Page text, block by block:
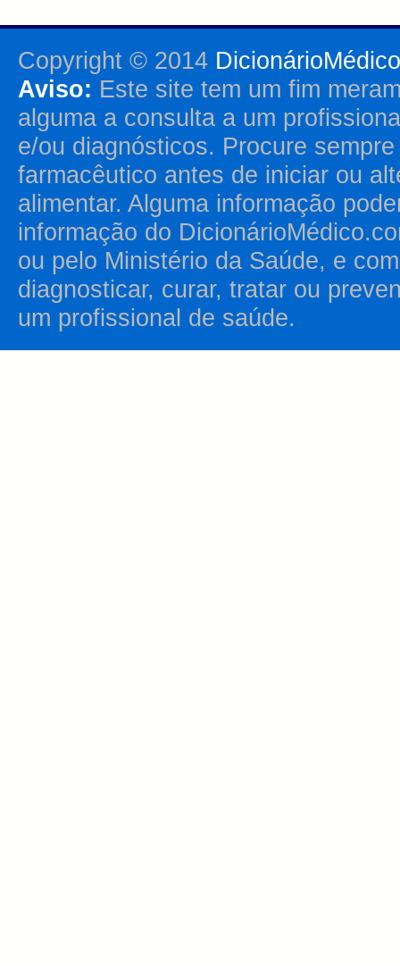
Copyright © 2014
Aviso: Este site tem um fim
alguma a consulta a um
e/ou diagnósticos. Procure
farmacêutico antes de iniciar ou
alimentar. Alguma informação
informação do
ou pelo Ministério da Saúde, e
diagnosticar, curar, tratar ou
um profissional de saúde.